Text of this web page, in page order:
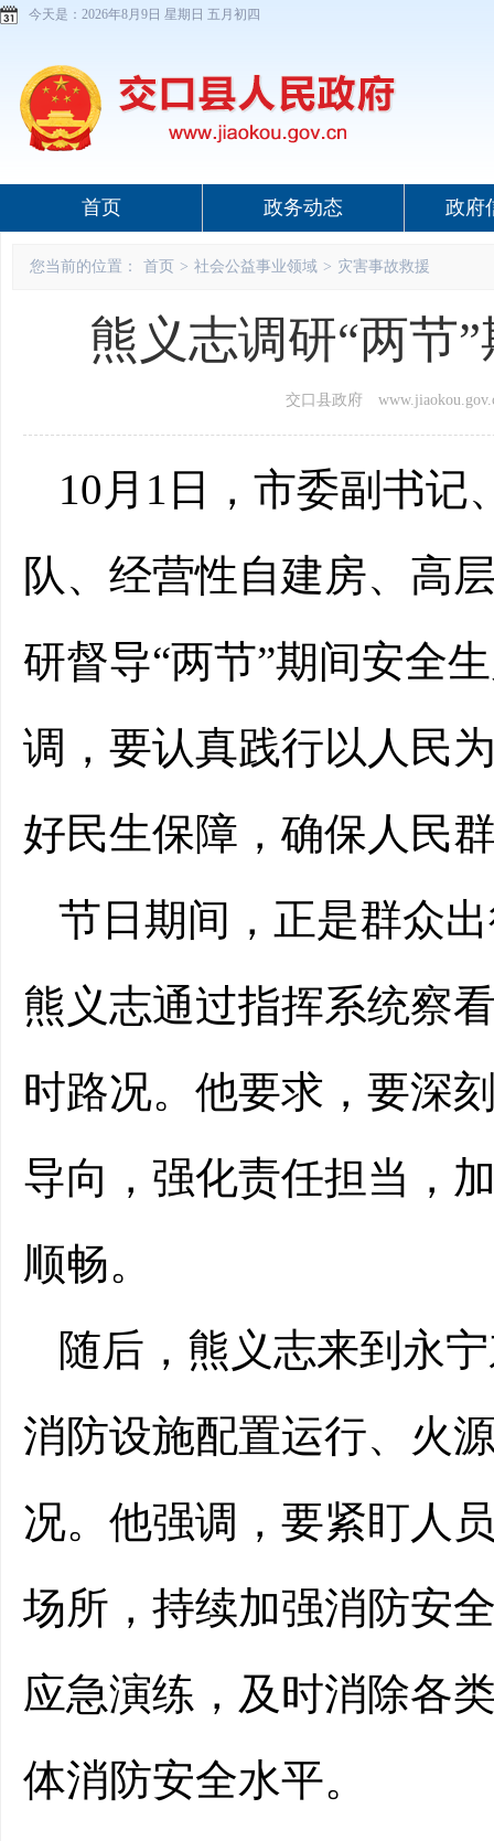
今天是： 2026年8月9日 星期日 五月初四
首页 政务动态 政府
您当前的位置： 首页 > 社会公益事业领域 > 灾害事故救援
熊义志调研“两节
交口县政府
10月1日，市委副书记
队、经营性自建房、高
研督导“两节”期间安全
调，要认真践行以人民
好民生保障，确保人民
节日期间，正是群众
熊义志通过指挥系统察
时路况。他要求，要深
导向，强化责任担当，
顺畅。
随后，熊义志来到永
消防设施配置运行、火
况。他强调，要紧盯人
场所，持续加强消防安
应急演练，及时消除各
体消防安全水平。